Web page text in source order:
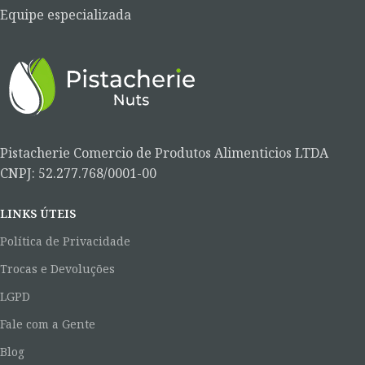
Equipe especializada
Pistacherie Comercio de Produtos Alimenticios LTDA
CNPJ: 52.277.768/0001-00
LINKS ÚTEIS
Política de Privacidade
Trocas e Devoluções
LGPD
Fale com a Gente
Blog